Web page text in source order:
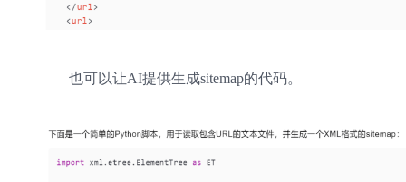
也可以让AI提供生成sitemap的代码。